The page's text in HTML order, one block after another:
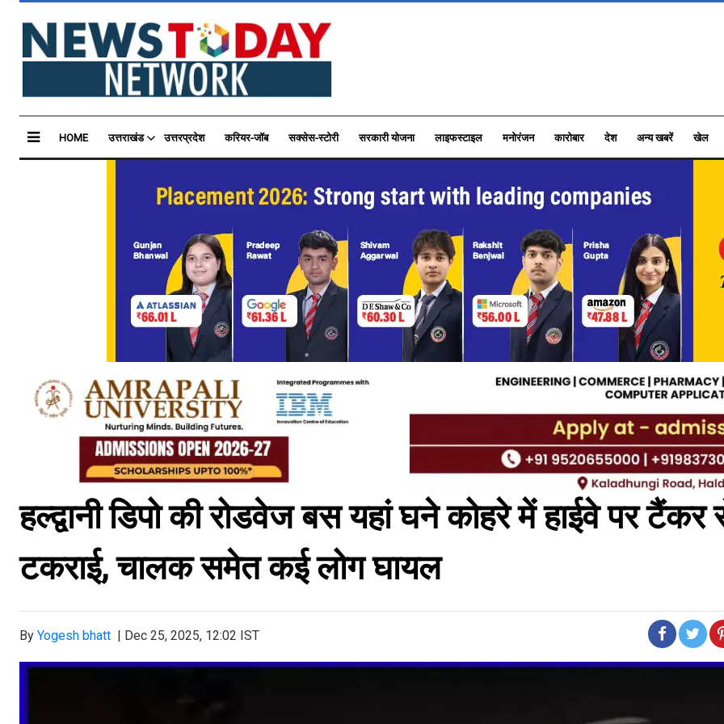
HOME उत्तराखंड उत्तरप्रदेश करियर-जॉब सक्सेस-स्टोरी सरकारी योजना लाइफस्टाइल मनोरंजन कारोबार देश अन्य खबरें खेल
हल्द्वानी डिपो की रोडवेज बस यहां घने कोहरे में हाईवे पर टैंकर
टकराई, चालक समेत कई लोग घायल
By Yogesh bhatt | Dec 25, 2025, 12:02 IST